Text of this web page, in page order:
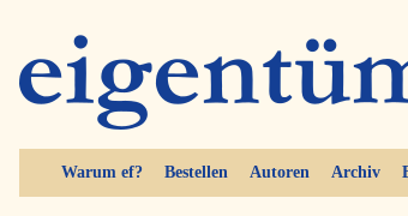
Warum ef? Bestellen Autoren Archiv